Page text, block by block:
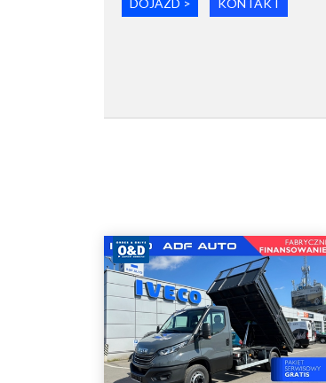
DOJAZD > KONTAKT